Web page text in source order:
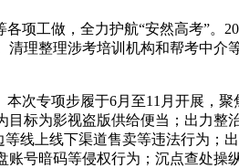
工做，全力护航“安然高考”。
理整理涉考培训机构和帮考中介
专项步履于6月至11月开展，聚
标为影视盗版供给便当；出力整
线上线下渠道售卖等违法行为；
号暗码等侵权行为；沉点查处操